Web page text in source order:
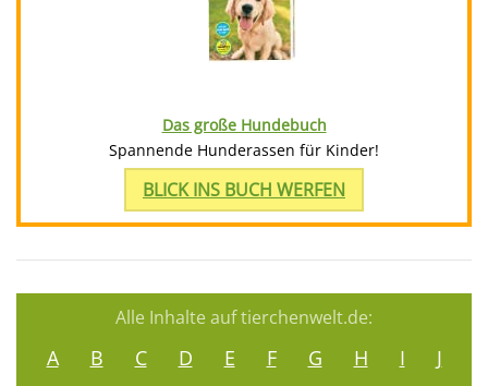
Das große Hundebuch
Spannende Hunderassen für Kinder!
BLICK INS BUCH WERFEN
Alle Inhalte auf tierchenwelt.de:
A B C D E F G H I
J